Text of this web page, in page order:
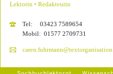
Lektorin • Redakteurin
Tel: 03423 7589654
Mobil: 01577 2709731
Navigation